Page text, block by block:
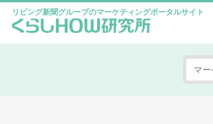
リビング新聞グループのマーケティングポータルサイト